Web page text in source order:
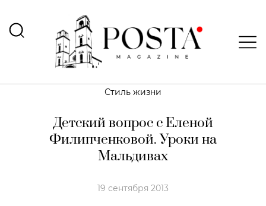
Стиль жизни
Детский вопрос с Еленой
Филипченковой. Уроки на
Мальдивах
19 сентября 2013